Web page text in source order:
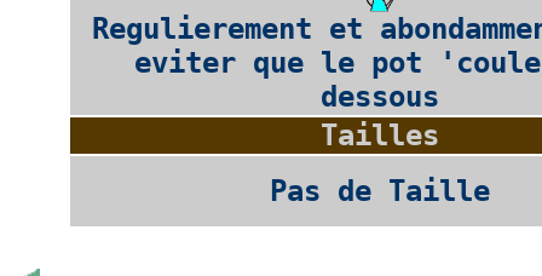
Regulierement et
eviter que le pot
dessous
Tailles
Pas de Taille